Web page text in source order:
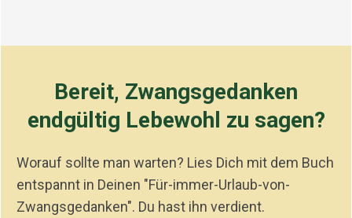
Bereit, Zwangsgedanken
endgültig Lebewohl zu sagen?
Worauf sollte man warten? Lies Dich mit dem Buch
entspannt in Deinen "Für-immer-Urlaub-von-
Zwangsgedanken". Du hast ihn verdient.